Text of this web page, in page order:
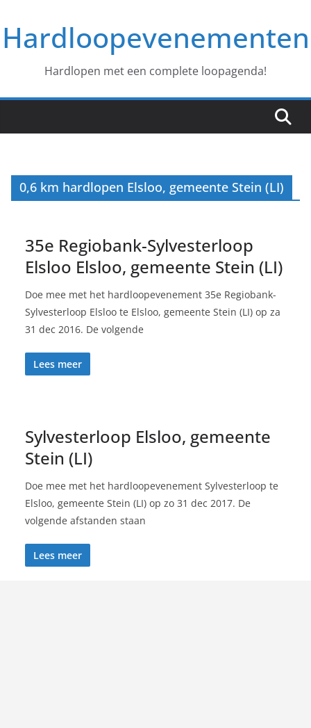
naar
deHardloopevenementen
Hardlopen met een complete loopagenda!
0,6 km hardlopen Elsloo, gemeente Stein (LI)
35e Regiobank-Sylvesterloop
Elsloo Elsloo, gemeente Stein (LI)
Doe mee met het hardloopevenement 35e Regiobank-
Sylvesterloop Elsloo te Elsloo, gemeente Stein (LI) op za
31 dec 2016. De volgende
Lees meer
Sylvesterloop Elsloo, gemeente
Stein (LI)
Doe mee met het hardloopevenement Sylvesterloop te
Elsloo, gemeente Stein (LI) op zo 31 dec 2017. De
volgende afstanden staan
Lees meer